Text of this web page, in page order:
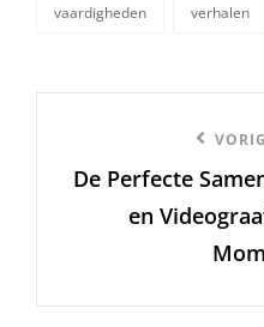
vaardigheden verhalen
bericht
De Perfecte
en